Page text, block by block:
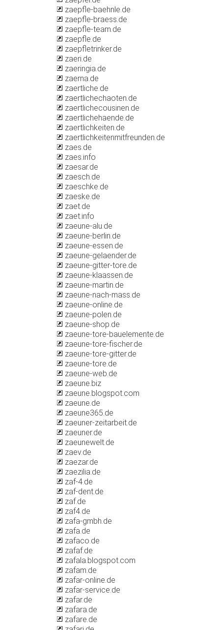
zaepfle-baehnle.de
zaepfle-braess.de
zaepfle-team.de
zaepfle.de
zaepfletrinker.de
zaeri.de
zaeringia.de
zaerna.de
zaertliche.de
zaertlichechaoten.de
zaertlichecousinen.de
zaertlichehaende.de
zaertlichkeiten.de
zaertlichkeitenmitfreunden.de
zaes.de
zaes.info
zaesar.de
zaesch.de
zaeschke.de
zaeske.de
zaet.de
zaet.info
zaeune-alu.de
zaeune-berlin.de
zaeune-essen.de
zaeune-gelaender.de
zaeune-gitter-tore.de
zaeune-klaassen.de
zaeune-martin.de
zaeune-nach-mass.de
zaeune-online.de
zaeune-polen.de
zaeune-shop.de
zaeune-tore-bauelemente.de
zaeune-tore-fischer.de
zaeune-tore-gitter.de
zaeune-tore.de
zaeune-web.de
zaeune.biz
zaeune.blogspot.com
zaeune.de
zaeune365.de
zaeuner-zeitarbeit.de
zaeuner.de
zaeunewelt.de
zaev.de
zaezar.de
zaezilia.de
zaf-4.de
zaf-dent.de
zaf.de
zaf4.de
zafa-gmbh.de
zafa.de
zafaco.de
zafaf.de
zafala.blogspot.com
zafam.de
zafar-online.de
zafar-service.de
zafar.de
zafara.de
zafare.de